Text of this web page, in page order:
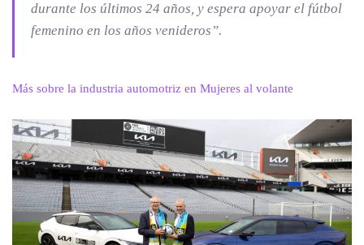
durante los últimos 24 años, y espera apoyar el fútbol
femenino en los años venideros”.
Más sobre la industria automotriz en Mujeres al volante